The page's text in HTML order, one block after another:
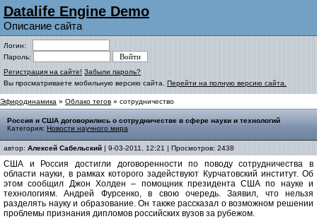
Datalife Engine Demo
Описание сайта
Логин:
Пароль:
Регистрация на сайте! Забыли пароль?
Вы просматриваете мобильную версию сайта. Перейти на полную версию сайта.
Эфиродинамика » Облако тегов » сотрудничество
Россия и США договорились о сотрудничестве в сфере науки и технологий
Категория: Новости научного мира
автор: Алексей Сабельский | 9-03-2011, 12:21 | Просмотров: 2438
США и Россия достигли договоренности по поводу сотрудничества в
области науки, в рамках которого задействуют Курчатовский институт. Об
этом сообщил Джон Холден – помощник президента США по науке и
технологиям. Андрей Фурсенко, в свою очередь. Заявил, что нельзя
разделять науку и образование. Он также рассказал о возможном решении
проблемы признания дипломов российских вузов за рубежом.